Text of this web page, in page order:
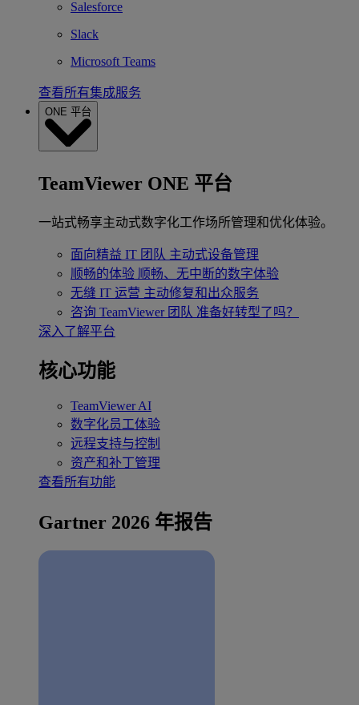
Salesforce
Slack
Microsoft Teams
查看所有集成服务
ONE 平台
TeamViewer ONE 平台
一站式畅享主动式数字化工作场所管理和优化体验。
面向精益 IT 团队 主动式设备管理
顺畅的体验 顺畅、无中断的数字体验
无缝 IT 运营 主动修复和出众服务
咨询 TeamViewer 团队 准备好转型了吗？
深入了解平台
核心功能
TeamViewer AI
数字化员工体验
远程支持与控制
资产和补丁管理
查看所有功能
Gartner 2026 年报告